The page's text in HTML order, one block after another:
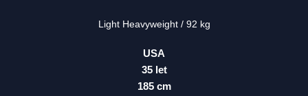
Light Heavyweight 92 kg
USA
35 let
185 cm